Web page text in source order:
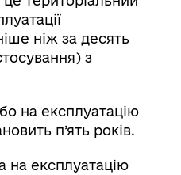
ніж за десять
з
на експлуатацію
п’ять років.
на експлуатацію